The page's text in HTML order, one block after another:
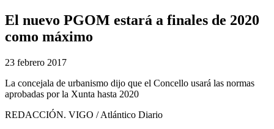
El nuevo PGOM estará a finales de 2020
como máximo
23 febrero 2017
La concejala de urbanismo dijo que el Concello usará las normas
aprobadas por la Xunta hasta 2020
REDACCIÓN. VIGO / Atlántico Diario